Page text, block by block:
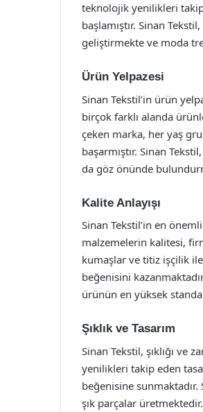
teknolojik yenilikleri
başlamıştır. Sinan
geliştirmekte ve moda
Ürün Yelpazesi
Sinan Tekstil’in ürün
birçok farklı alanda
çeken marka, her yaş
başarmıştır. Sinan
da göz önünde
Kalite Anlayışı
Sinan Tekstil’in en
malzemelerin kalitesi,
kumaşlar ve titiz işçilik ile
beğenisini
ürünün en yüksek
Şıklık ve Tasarım
Sinan Tekstil, şıklığı ve
yenilikleri takip eden
beğenisine
şık parçalar